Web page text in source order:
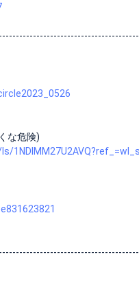
な危険)